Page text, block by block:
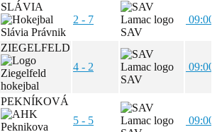
SLÁVIA
2 - 7
SAV
ZIEGELFELD
4 - 2
SAV
PEKNÍKOVÁ
5 - 5